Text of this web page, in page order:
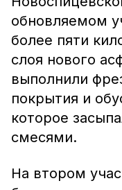
обновляемом
более пяти
слоя нового
выполнили
покрытия и
которое
смесями.
На втором